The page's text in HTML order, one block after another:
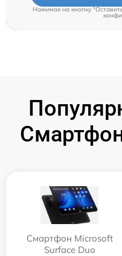
Нажимая на кнопку
Смартфон Microsoft
Surface Duo